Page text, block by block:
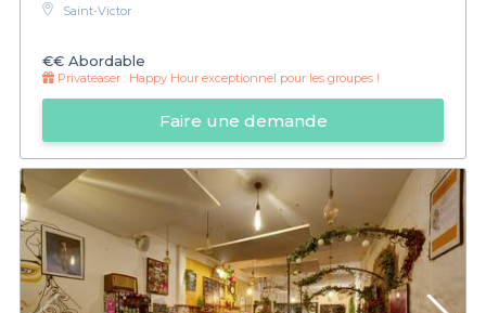
Saint-Victor
€€ Abordable
Privateaser : Happy Hour exceptionnel pour les groupes !
Faire une demande